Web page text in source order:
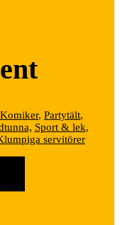
Komiker, Partytält,
Sport & lek,
servitörer